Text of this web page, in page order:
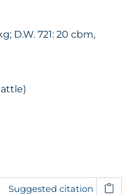
D.W. 721: 20 cbm,
Suggested citation